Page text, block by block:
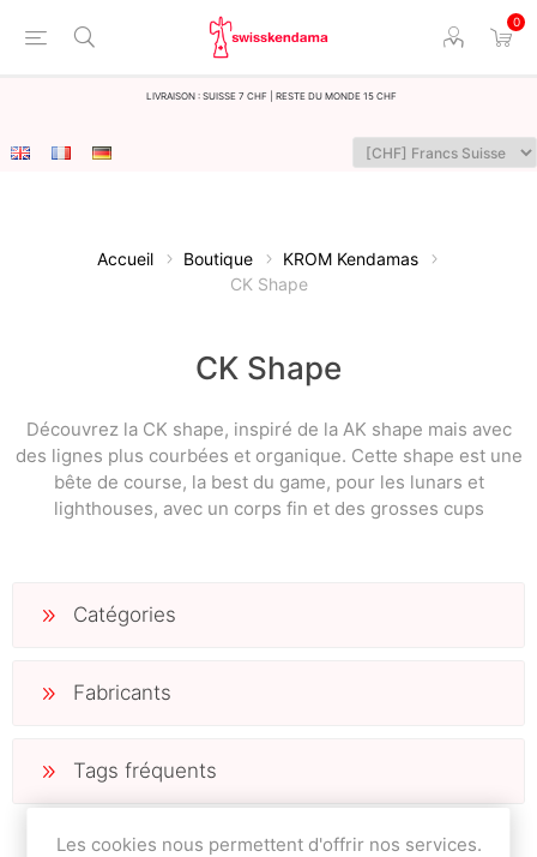
0
LIvraison : Suisse 7 CHF | Reste du monde 15 CHF
Accueil Boutique
KROM Kendamas
CK Shape
CK Shape
Découvrez la CK shape, inspiré de la AK shape mais avec
des lignes plus courbées et organique. Cette shape est une
bête de course, la best du game, pour les lunars et
lighthouses, avec un corps fin et des grosses cups
Catégories
Fabricants
Tags fréquents
Les cookies nous permettent d'offrir nos services.